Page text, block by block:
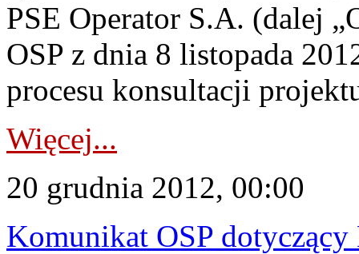
PSE Operator S.A. (dalej
OSP z dnia 8 listopada
procesu konsultacji
Więcej...
20 grudnia 2012, 00:00
Komunikat OSP